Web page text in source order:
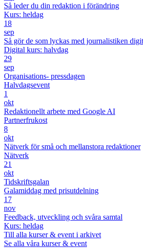
Så leder du din redaktion i förändring
Kurs: heldag
18
sep
Så gör de som lyckas med journalistiken
Digital kurs: halvdag
29
sep
Organisations- pressdagen
Halvdagsevent
1
okt
Redaktionellt arbete med Google AI
Partnerfrukost
8
okt
Nätverk för små och mellanstora redaktioner
Nätverk
21
okt
Tidskriftsgalan
Galamiddag med prisutdelning
17
nov
Feedback, utveckling och svåra samtal
Kurs: heldag
Till alla kurser & event i arkivet
Se alla våra kurser & event